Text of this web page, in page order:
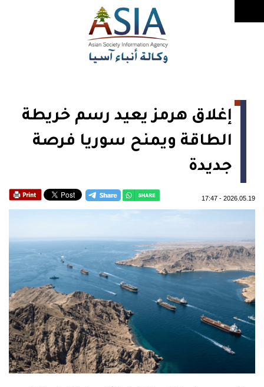
إغلاق هرمز يعيد رسم خريطة
الطاقة ويمنح سوريا فرصة
جديدة
2026.05.19
-
17:47